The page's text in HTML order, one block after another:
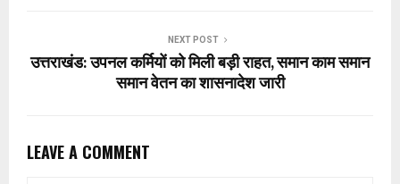
NEXT POST
उत्तराखंड: उपनल कर्मियों को मिली बड़ी राहत, समान काम समान
समान वेतन का शासनादेश जारी
LEAVE A COMMENT